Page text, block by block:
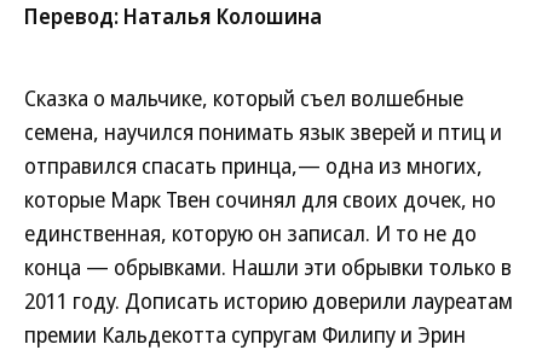
Перевод: Наталья Колошина
Сказка о мальчике, который съел волшебные
семена, научился понимать язык зверей и птиц и
отправился спасать принца,— одна из многих,
которые Марк Твен сочинял для своих дочек, но
единственная, которую он записал. И то не до
конца — обрывками. Нашли эти обрывки только в
2011 году. Дописать историю доверили лауреатам
премии Кальдекотта супругам Филипу и Эрин